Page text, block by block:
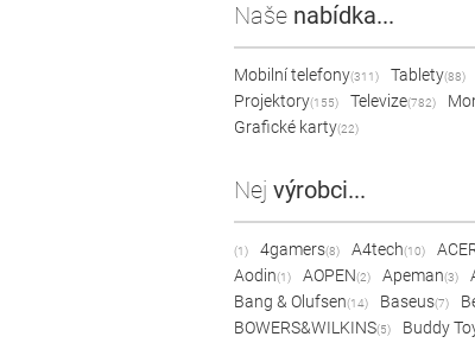
Naše nabídka...
Mobilní telefony(311) Tablety(88)
Projektory(155) Televize(782)
Grafické karty(22)
Nej výrobci...
(1) 4gamers(8) A4tech(10)
Aodin(1) AOPEN(2) Apeman(3)
Bang & Olufsen(14) Baseus(7)
BOWERS&WILKINS(5) Buddy